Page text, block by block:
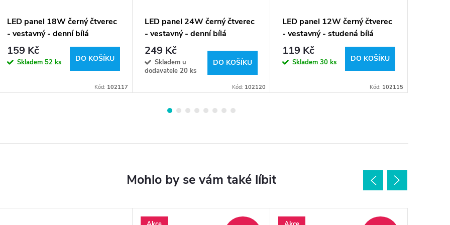
LED panel 18W černý čtverec
- vestavný - denní bílá
159 Kč
Skladem 52 ks DO KOŠÍKU
Kód: 102117
LED panel 24W černý čtverec
- vestavný - denní bílá
249 Kč
Skladem u
dodavatele 20 ks
DO KOŠÍKU
Kód: 102120
LED panel 12W černý čtverec
- vestavný - studená bílá
119 Kč
Skladem 30 ks DO KOŠÍKU
Kód: 102115